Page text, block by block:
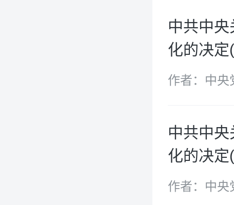
中共中
化的决定
作者：中央
中共中
化的决定
作者：中央